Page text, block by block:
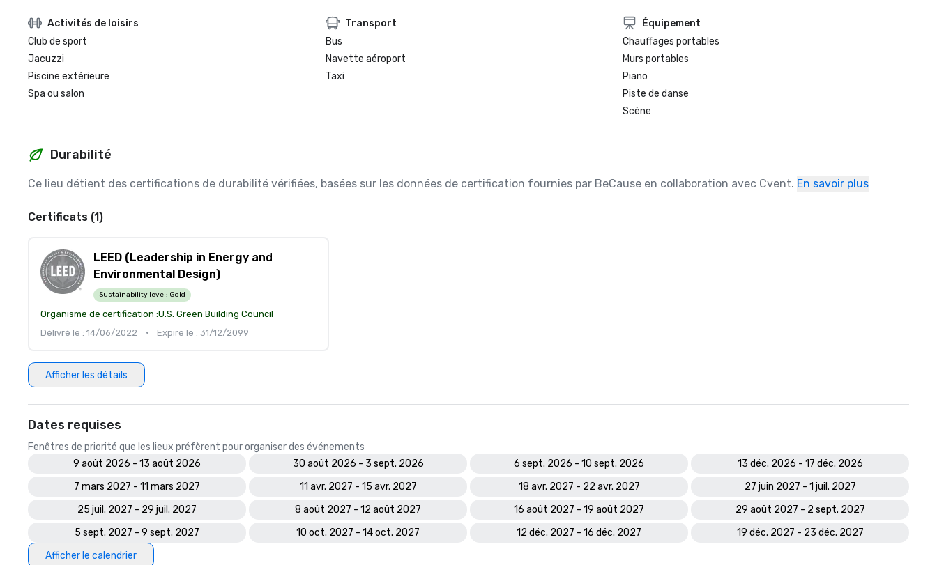
Activités de loisirs
Club de sport
Jacuzzi
Piscine extérieure
Spa ou salon
Transport
Bus
Navette aéroport
Taxi
Équipement
Chauffages portables
Murs portables
Piano
Piste de danse
Scène
Durabilité
Ce lieu détient des certifications de durabilité vérifiées, basées sur les données de certification fournies par BeCause en collaboration avec Cvent. En savoir plus
Certificats (1)
LEED (Leadership in Energy and
Environmental Design)
Sustainability level: Gold
Organisme de certification :U.S. Green Building Council
Délivré le : 14/06/2022
• Expire le : 31/12/2099
Afficher les détails
Dates requises
Fenêtres de priorité que les lieux préfèrent pour organiser des événements
9 août 2026 - 13 août 2026
30 août 2026 - 3 sept. 2026 6 sept. 2026 - 10 sept. 2026
13 déc. 2026 - 17 déc. 2026
7 mars 2027 - 11 mars 2027
11 avr. 2027 - 15 avr. 2027 18 avr. 2027 - 22 avr. 2027
27 juin 2027 - 1 juil. 2027
25 juil. 2027 - 29 juil. 2027
8 août 2027 - 12 août 2027 16 août 2027 - 19 août 2027
29 août 2027 - 2 sept. 2027
5 sept. 2027 - 9 sept. 2027
10 oct. 2027 - 14 oct. 2027 12 déc. 2027 - 16 déc. 2027
19 déc. 2027 - 23 déc. 2027
Afficher le calendrier